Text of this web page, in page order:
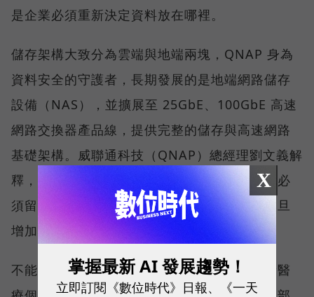
是企業必須重新決定資料放在哪裡。
儲存架構大致分為雲端與地端兩塊，QNAP 身為
資料安全的守護者，長期發展的是地端網路儲存
設備（NAS），並擴展至 25GbE、100GbE 高速
網路交換器產品線，提供完整的儲存與高速網路
基礎架構。威聯通科技（QNAP）總經理劉文義解
釋，當資料因合規要求或敏感度不能上雲，就必
須留在靠近使用者與應用的地方；運算需求一旦
增加，承接資料的裝置也自然被推向地端 AI。
不能上雲的名單比想像中長。醫療業持有大量醫
X
掌握最新 AI 發展趨勢！
立即訂閱《數位時代》日報、《一天